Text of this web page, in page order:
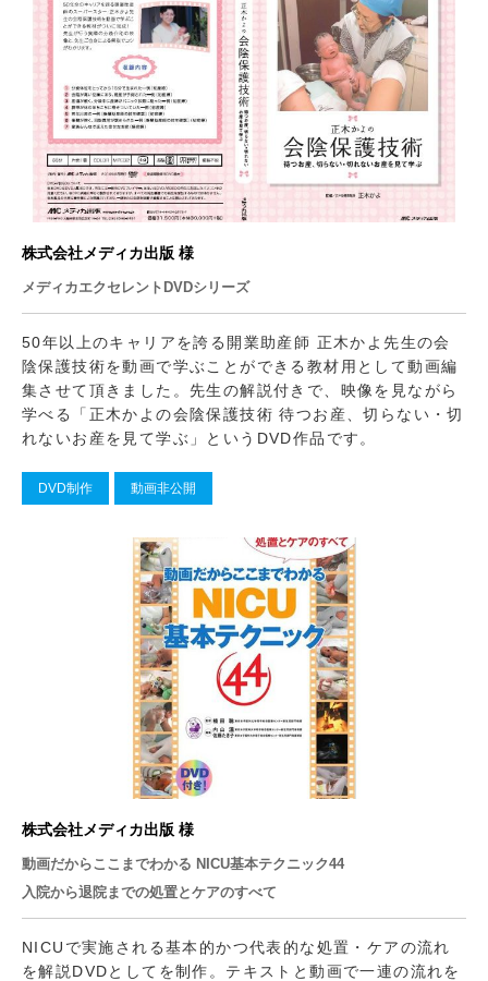
株式会社メディカ出版 様
メディカエクセレントDVDシリーズ
50年以上のキャリアを誇る開業助産師 正木かよ先生の会
陰保護技術を動画で学ぶことができる教材用として動画編
集させて頂きました。先生の解説付きで、映像を見ながら
学べる「正木かよの会陰保護技術 待つお産、切らない・切
れないお産を見て学ぶ」というDVD作品です。
DVD制作 動画非公開
株式会社メディカ出版 様
動画だからここまでわかる NICU基本テクニック44
入院から退院までの処置とケアのすべて
NICUで実施される基本的かつ代表的な処置・ケアの流れ
を解説DVDとしてを制作。テキストと動画で一連の流れを